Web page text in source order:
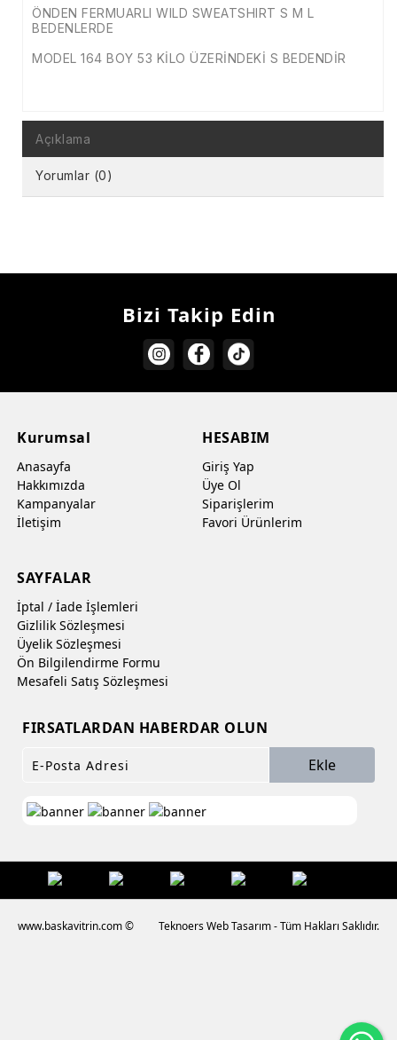
ÖNDEN FERMUARLI WILD SWEATSHIRT S M L
BEDENLERDE
MODEL 164 BOY 53 KİLO ÜZERİNDEKİ S BEDENDİR
Açıklama
Yorumlar (0)
Bizi Takip Edin
Kurumsal
Anasayfa
Hakkımızda
Kampanyalar
İletişim
HESABIM
Giriş Yap
Üye Ol
Siparişlerim
Favori Ürünlerim
SAYFALAR
İptal / İade İşlemleri
Gizlilik Sözleşmesi
Üyelik Sözleşmesi
Ön Bilgilendirme Formu
Mesafeli Satış Sözleşmesi
FIRSATLARDAN HABERDAR OLUN
Ekle
www.baskavitrin.com © Teknoers Web Tasarım - Tüm Hakları Saklıdır.